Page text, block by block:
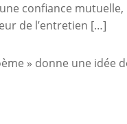
confiance mutuelle,
de l’entretien […]
» donne une idée